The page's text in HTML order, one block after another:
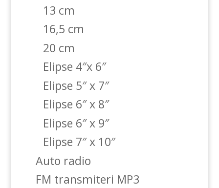
13 cm
16,5 cm
20 cm
Elipse 4″x 6″
Elipse 5″ x 7″
Elipse 6″ x 8″
Elipse 6″ x 9″
Elipse 7″ x 10″
Auto radio
FM transmiteri MP3